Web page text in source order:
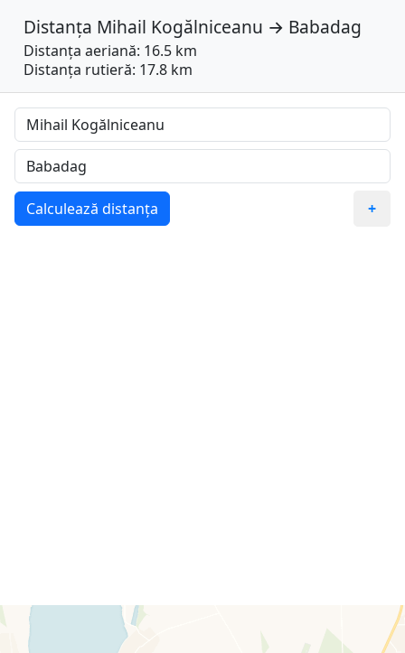
Distanța Mihail Kogălniceanu → Babadag
Distanța aeriană: 16.5 km
Distanța rutieră: 17.8 km
Calculează distanța +